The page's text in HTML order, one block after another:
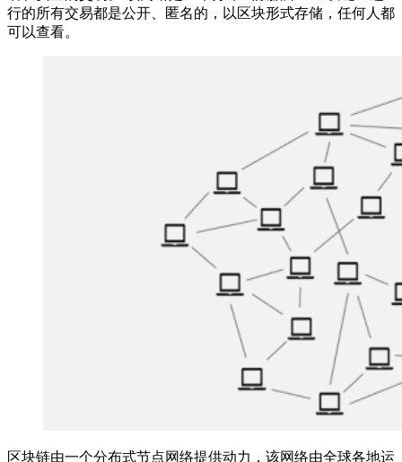
行的所有交易都是公开、匿名的，以区块形式存储，任何人都
可以查看。
区块链由一个分布式节点网络提供动力，该网络由全球各地运